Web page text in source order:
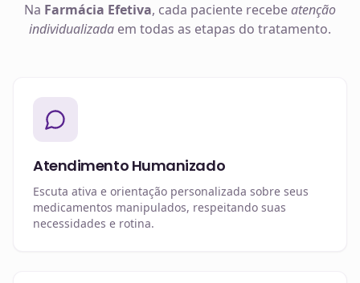
Na Farmácia Efetiva, cada paciente recebeatenção
individualizada em todas as etapas do tratamento.
Atendimento Humanizado
Escuta ativa e orientação personalizada sobre seus
medicamentos manipulados, respeitando suas
necessidades e rotina.